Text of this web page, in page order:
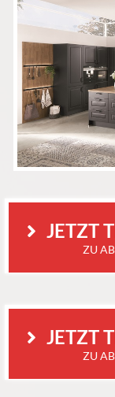
JETZT
ZU
JETZT
ZU